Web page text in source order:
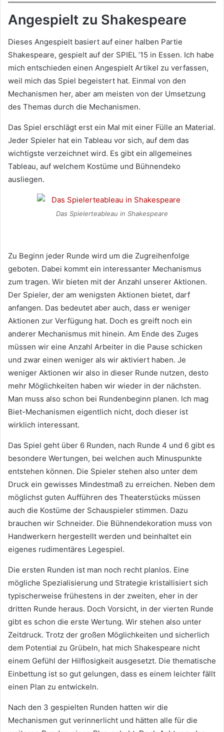
Angespielt zu Shakespeare
Dieses Angespielt basiert auf einer halben Partie
Shakespeare, gespielt auf der SPIEL ’15 in Essen. Ich habe
mich entschieden einen Angespielt Artikel zu verfassen,
weil mich das Spiel begeistert hat. Einmal von den
Mechanismen her, aber am meisten von der Umsetzung
des Themas durch die Mechanismen.
Das Spiel erschlägt erst ein Mal mit einer Fülle an Material.
Jeder Spieler hat ein Tableau vor sich, auf dem das
wichtigste verzeichnet wird. Es gibt ein allgemeines
Tableau, auf welchem Kostüme und Bühnendeko
ausliegen.
Das Spielerteableau in Shakespeare
Zu Beginn jeder Runde wird um die Zugreihenfolge
geboten. Dabei kommt ein interessanter Mechanismus
zum tragen. Wir bieten mit der Anzahl unserer Aktionen.
Der Spieler, der am wenigsten Aktionen bietet, darf
anfangen. Das bedeutet aber auch, dass er weniger
Aktionen zur Verfügung hat. Doch es greift noch ein
anderer Mechanismus mit hinein. Am Ende des Zuges
müssen wir eine Anzahl Arbeiter in die Pause schicken
und zwar einen weniger als wir aktiviert haben. Je
weniger Aktionen wir also in dieser Runde nutzen, desto
mehr Möglichkeiten haben wir wieder in der nächsten.
Man muss also schon bei Rundenbeginn planen. Ich mag
Biet-Mechanismen eigentlich nicht, doch dieser ist
wirklich interessant.
Das Spiel geht über 6 Runden, nach Runde 4 und 6 gibt es
besondere Wertungen, bei welchen auch Minuspunkte
entstehen können. Die Spieler stehen also unter dem
Druck ein gewisses Mindestmaß zu erreichen. Neben dem
möglichst guten Aufführen des Theaterstücks müssen
auch die Kostüme der Schauspieler stimmen. Dazu
brauchen wir Schneider. Die Bühnendekoration muss von
Handwerkern hergestellt werden und beinhaltet ein
eigenes rudimentäres Legespiel.
Die ersten Runden ist man noch recht planlos. Eine
mögliche Spezialisierung und Strategie kristallisiert sich
typischerweise frühestens in der zweiten, eher in der
dritten Runde heraus. Doch Vorsicht, in der vierten Runde
gibt es schon die erste Wertung. Wir stehen also unter
Zeitdruck. Trotz der großen Möglichkeiten und sicherlich
dem Potential zu Grübeln, hat mich Shakespeare nicht
einem Gefühl der Hilflosigkeit ausgesetzt. Die thematische
Einbettung ist so gut gelungen, dass es einem leichter fällt
einen Plan zu entwickeln.
Nach den 3 gespielten Runden hatten wir die
Mechanismen gut verinnerlicht und hätten alle für die